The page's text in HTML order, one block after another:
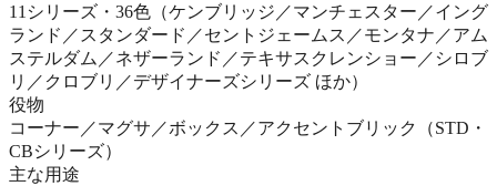
11シリーズ・36色（ケンブリッジ／マンチェスター／イング
ランド／スタンダード／セントジェームス／モンタナ／アム
ステルダム／ネザーランド／テキサスクレンショー／シロブ
リ／クロブリ／デザイナーズシリーズ ほか）
役物
コーナー／マグサ／ボックス／アクセントブリック（STD・
CBシリーズ）
主な用途